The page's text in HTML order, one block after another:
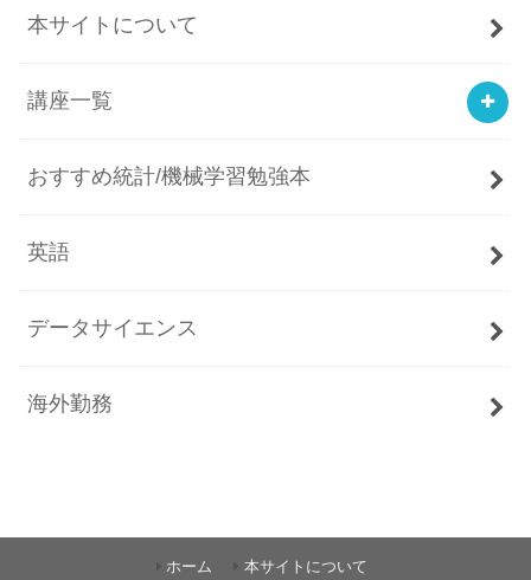
本サイトについて
講座一覧
おすすめ統計/機械学習勉強本
英語
データサイエンス
海外勤務
ホーム 本サイトについて